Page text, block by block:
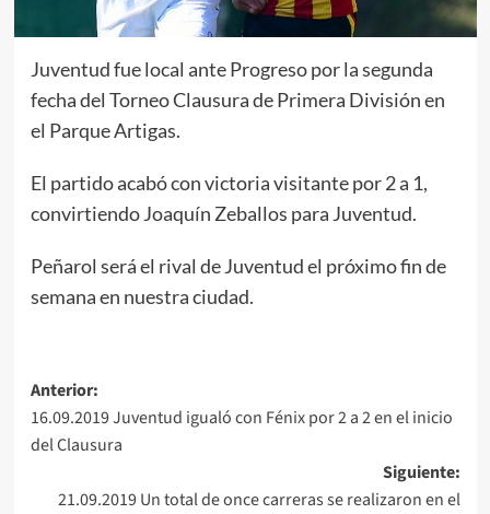
Juventud fue local ante Progreso por la segunda
fecha del Torneo Clausura de Primera División en
el Parque Artigas.
El partido acabó con victoria visitante por 2 a 1,
convirtiendo Joaquín Zeballos para Juventud.
Peñarol será el rival de Juventud el próximo fin de
semana en nuestra ciudad.
Navegación
de
entradas
Anterior:
16.09.2019 Juventud igualó con Fénix por 2 a 2 en el inicio
del Clausura
Siguiente:
21.09.2019 Un total de once carreras se realizaron en el